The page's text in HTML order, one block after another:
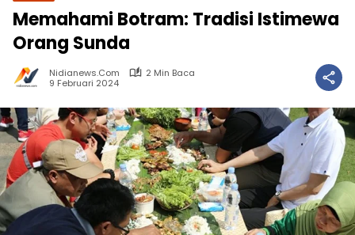
Memahami Botram: Tradisi Istimewa
Orang Sunda
Nidianews.com
2 Min Baca
9 Februari 2024